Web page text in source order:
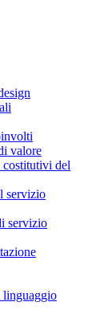
valore
costitutivi del
servizio
servizio
linguaggio